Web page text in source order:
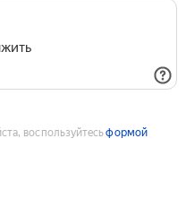
воспользуйтесьформой